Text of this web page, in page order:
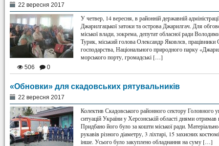
22 вересня 2017
У четвер, 14 вересня, в районній державній
Джарилгацької затоки та острова Джарилгач. Для
міської влади, зокрема, депутат обласної ради
Турик, міський голова Олександр Яковлєв, працівники
господарства, Національного природного парку
морського порту, громадські […]
506 0
«Обновки» для скадовських рятувальників
22 вересня 2017
Колектив Скадовського районного сектору Головного
ситуацій України у Херсонській області днями
Придбано його було за кошти міської ради.
рукавів різного діаметру, 3 ліхтарі, 15 захисних
інше. Усього було закуплено обладнання на суму […]